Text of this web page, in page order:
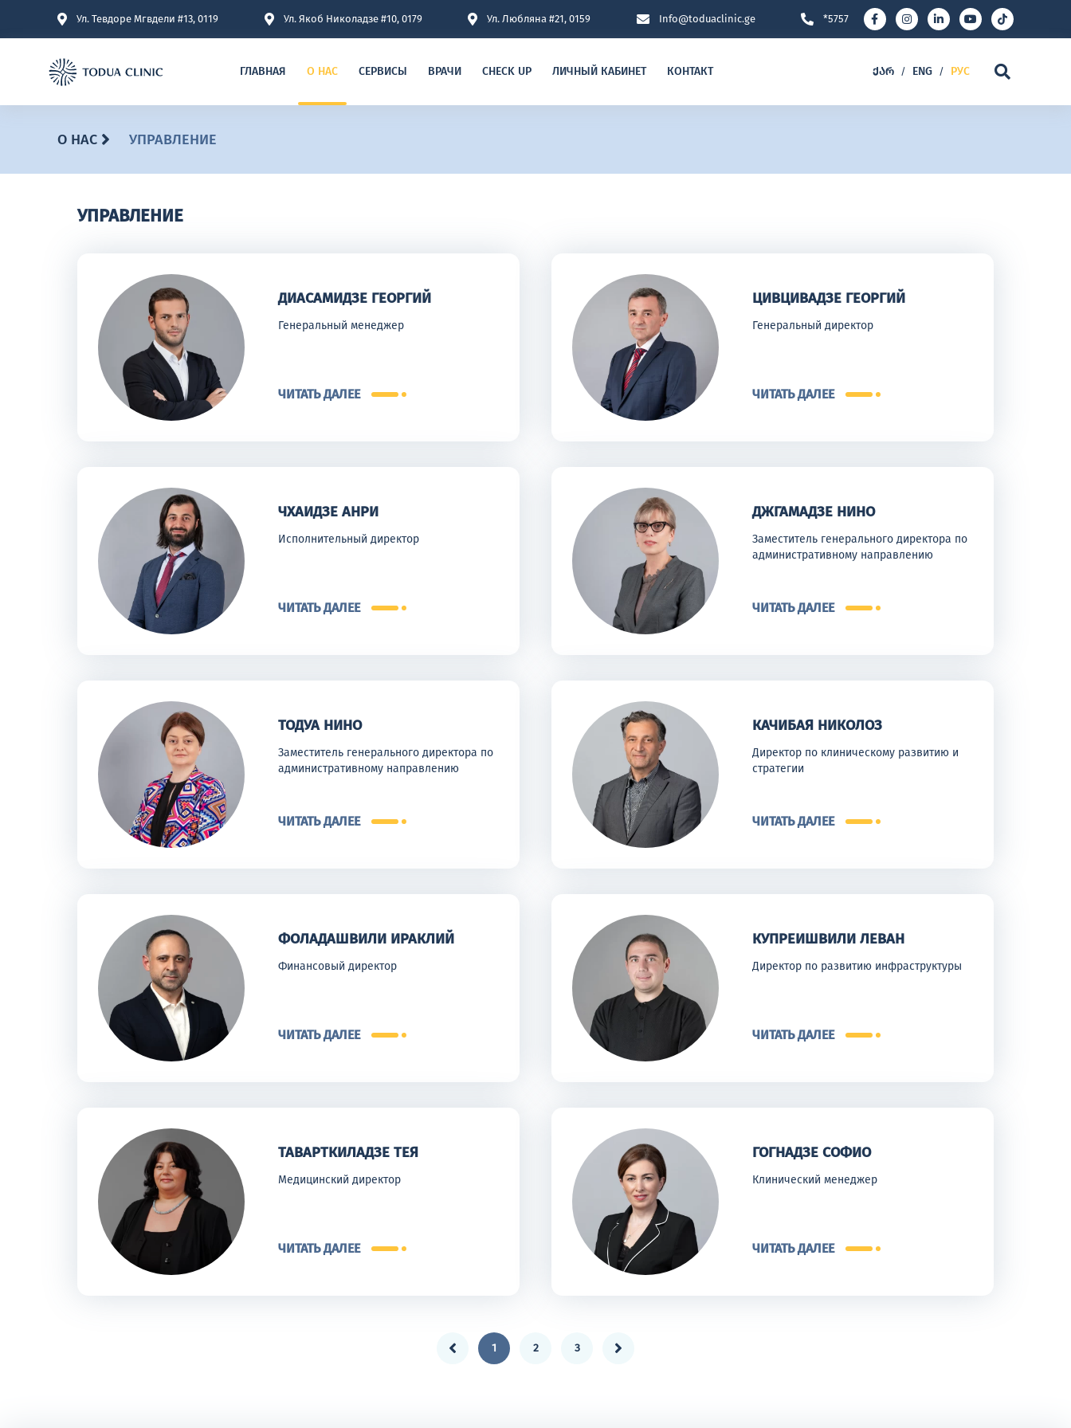
Ул. Тевдоре Мгвдели #13, 0119 Ул. Якоб Николадзе #10, 0179 Ул. Любляна #21, 0159 Info@toduaclinic.ge *5757
ГЛАВНАЯ О НАС СЕРВИСЫ ВРАЧИ CHECK UP ЛИЧНЫЙ КАБИНЕТ КОНТАКТ ᲥᲐᲠ / ENG / РУС
О НАС УПРАВЛЕНИЕ
УПРАВЛЕНИЕ
ДИАСАМИДЗЕ ГЕОРГИЙ
Генеральный менеджер
ЧИТАТЬ ДАЛЕЕ
ЦИВЦИВАДЗЕ ГЕОРГИЙ
Генеральный директор
ЧИТАТЬ ДАЛЕЕ
ЧХАИДЗЕ АНРИ
Исполнительный директор
ЧИТАТЬ ДАЛЕЕ
ДЖГАМАДЗЕ НИНО
Заместитель генерального директора по
административному направлению
ЧИТАТЬ ДАЛЕЕ
ТОДУА НИНО
Заместитель генерального директора по
административному направлению
ЧИТАТЬ ДАЛЕЕ
КАЧИБАЯ НИКОЛОЗ
Директор по клиническому развитию и
стратегии
ЧИТАТЬ ДАЛЕЕ
ФОЛАДАШВИЛИ ИРАКЛИЙ
Финансовый директор
ЧИТАТЬ ДАЛЕЕ
КУПРЕИШВИЛИ ЛЕВАН
Директор по развитию инфраструктуры
ЧИТАТЬ ДАЛЕЕ
ТАВАРТКИЛАДЗЕ ТЕЯ
Медицинский директор
ЧИТАТЬ ДАЛЕЕ
ГОГНАДЗЕ СОФИО
Клинический менеджер
ЧИТАТЬ ДАЛЕЕ
1 2 3